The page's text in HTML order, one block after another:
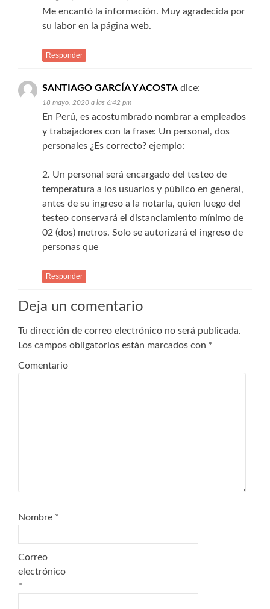
Me encantó la información. Muy agradecida por
su labor en la página web.
Responder
SANTIAGO GARCÍA Y ACOSTA dice:
18 mayo, 2020 a las 6:42 pm
En Perú, es acostumbrado nombrar a empleados
y trabajadores con la frase: Un personal, dos
personales ¿Es correcto? ejemplo:
2. Un personal será encargado del testeo de
temperatura a los usuarios y público en general,
antes de su ingreso a la notarla, quien luego del
testeo conservará el distanciamiento mínimo de
02 (dos) metros. Solo se autorizará el ingreso de
personas que
Responder
Deja un comentario
Tu dirección de correo electrónico no será publicada.
Los campos obligatorios están marcados con *
Comentario
Nombre *
Correo
electrónico
*